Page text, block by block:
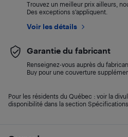
Trouvez un meilleur prix ailleurs,
Des exceptions s’appliquent.
Voir les détails
Garantie du fabricant
Renseignez-vous auprès du
Buy pour une couverture
Pour les résidents du Québec : voir la
disponibilité dans la section